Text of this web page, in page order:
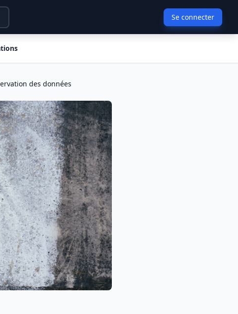
Se connecter
des données